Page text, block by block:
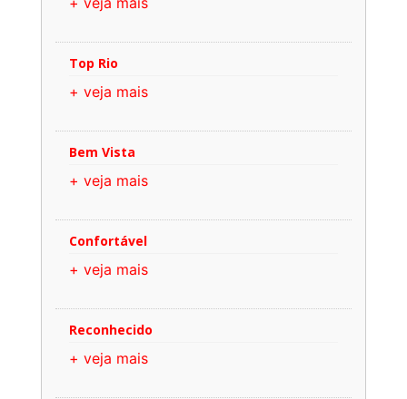
Top Rio
+ veja mais
Bem Vista
+ veja mais
Confortável
+ veja mais
Reconhecido
+ veja mais